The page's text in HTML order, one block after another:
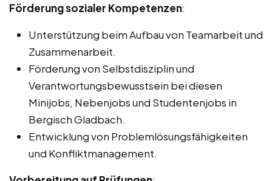
Förderung sozialer Kompetenzen:
Unterstützung beim Aufbau von Teamarbeit und
Zusammenarbeit.
Förderung von Selbstdisziplin und
Verantwortungsbewusstsein bei diesen
Minijobs, Nebenjobs und Studentenjobs in
Bergisch Gladbach.
Entwicklung von Problemlösungsfähigkeiten
und Konfliktmanagement.